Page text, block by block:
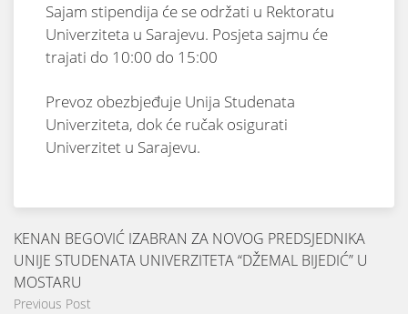
Sajam stipendija će se održati u Rektoratu
Univerziteta u Sarajevu. Posjeta sajmu će
trajati do 10:00 do 15:00
Prevoz obezbjeđuje Unija Studenata
Univerziteta, dok će ručak osigurati
Univerzitet u Sarajevu.
KENAN BEGOVIĆ IZABRAN ZA NOVOG PREDSJEDNIKA
UNIJE STUDENATA UNIVERZITETA “DŽEMAL BIJEDIĆ” U
MOSTARU
Previous Post